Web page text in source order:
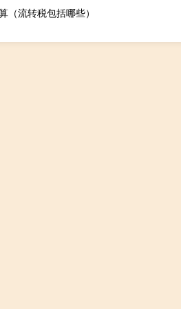
（流转税包括哪些）